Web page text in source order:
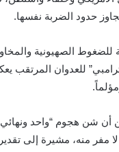
حدود الضربة نفسها.
للضغوط الصهيونية
للعدوان المرتقب
شن هجوم “واحد ونهائي”
لا مفر منه، مشيرة إلى